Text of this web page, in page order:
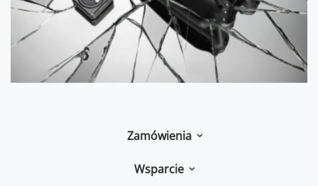
Zamówienia
Wsparcie